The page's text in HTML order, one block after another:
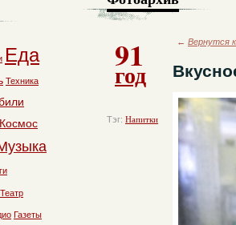
91
год
Тэг: Напитки
← Вернутся
Еда
Техника
Космос
Театр
Газеты